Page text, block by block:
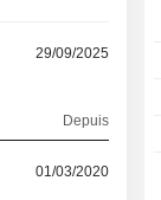
29/09/2025
Depuis
01/03/2020